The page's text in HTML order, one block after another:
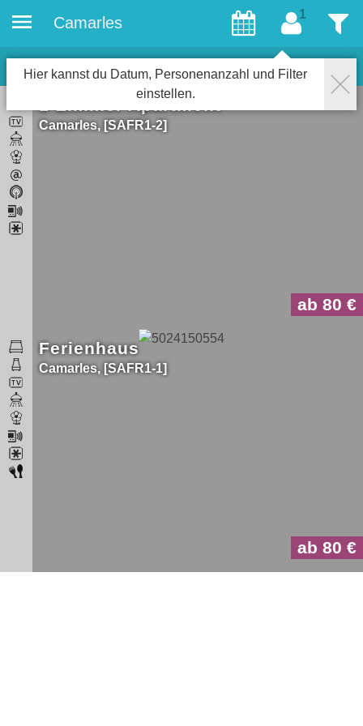
Camarles
Gäste
Filter
Hier kannst du Datum, Personenanzahl und Filter
einstellen.
Schließen
Objekte
Camarles SAFR1-2
ab 80
Ferienhaus
Camarles SAFR1-1
ab 80